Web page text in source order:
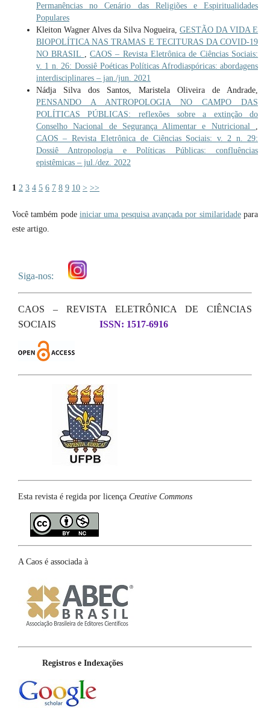
Permanências no Cenário das Religiões e Espiritualidades
Populares
Kleiton Wagner Alves da Silva Nogueira,GESTÃO DA VIDA E
BIOPOLÍTICA NAS TRAMAS E TECITURAS DA COVID-19
NO BRASIL
CAOS – Revista Eletrônica de Ciências Sociais:
v. 1 n. 26: Dossiê Poéticas Políticas Afrodiaspóricas: abordagens
interdisciplinares – jan./jun. 2021
Nádja Silva dos Santos, Maristela Oliveira de Andrade,
PENSANDO A ANTROPOLOGIA NO CAMPO DAS
POLÍTICAS PÚBLICAS: reflexões sobre a extinção do
Conselho Nacional de Segurança Alimentar e Nutricional
CAOS – Revista Eletrônica de Ciências Sociais: v. 2 n. 29:
Dossiê Antropologia e Políticas Públicas: confluências
epistêmicas – jul./dez. 2022
1 2 3 4 5 6 7 8 9 10 > >>
Você também pode iniciar uma pesquisa avançada por similaridadepara
este artigo.
Siga-nos:
CAOS – REVISTA ELETRÔNICA DE CIÊNCIAS
SOCIAIS
ISSN: 1517-6916
Esta revista é regida por licença Creative Commons
A Caos é associada à
Registros e Indexações